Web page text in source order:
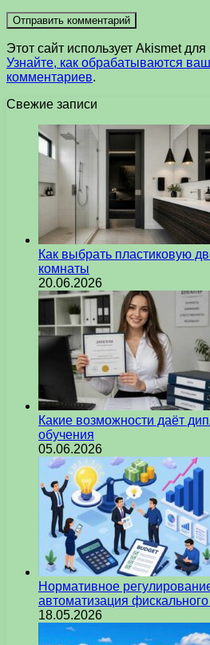
Этот сайт использует Akismet
Узнайте, как обрабатываются
комментариев.
Свежие записи
Как выбрать пластиковую
комнаты
20.06.2026
Какие возможности даёт
обучения
05.06.2026
Нормативное
автоматизация фискального
18.05.2026